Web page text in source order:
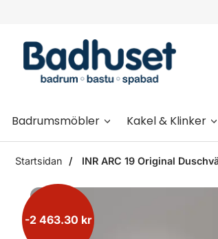
Badrumsmöbler Kakel & Klinker
Startsidan INR ARC 19 Original
-2 463.30 kr